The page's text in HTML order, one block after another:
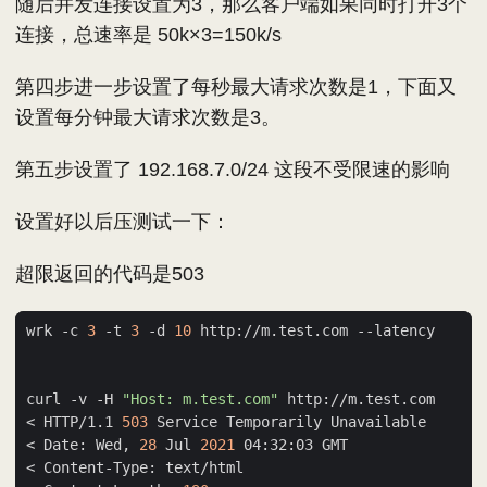
随后并发连接设置为3，那么客户端如果同时打开3个
连接，总速率是 50k×3=150k/s
第四步进一步设置了每秒最大请求次数是1，下面又
设置每分钟最大请求次数是3。
第五步设置了 192.168.7.0/24 这段不受限速的影响
设置好以后压测试一下：
超限返回的代码是503
wrk -c 3 -t 3 -d 10
curl -v -H "Host: m.test.com"
< HTTP/1.1 503
< Date: Wed, 28 Jul 2021